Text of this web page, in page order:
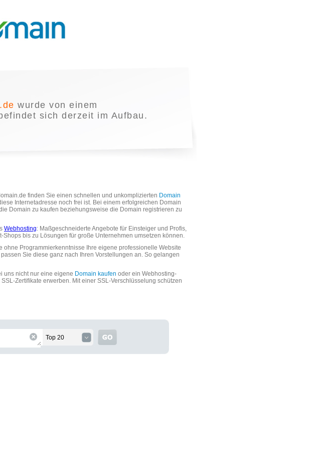
wurde von einem
sich derzeit im Aufbau.
finden Sie einen schnellen und unkomplizierten Domain
Internetadresse noch frei ist. Bei einem erfolgreichen Domain
Domain zu kaufen beziehungsweise die Domain registrieren zu
Webhosting: Maßgeschneiderte Angebote für Einsteiger und Profis,
bis zu Lösungen für große Unternehmen umsetzen können.
ohne Programmierkenntnisse Ihre eigene professionelle Website
Sie diese ganz nach Ihren Vorstellungen an. So gelangen
uns nicht nur eine eigene Domain kaufen oder ein Webhosting-
Zertifikate erwerben. Mit einer SSL-Verschlüsselung schützen
Top 20